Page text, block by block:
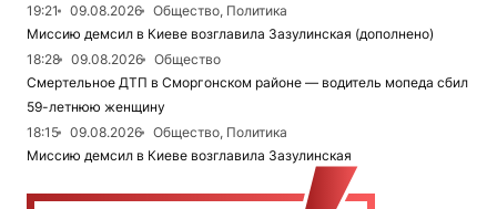
19:21
09.08.2026
Общество, Политика
Миссию демсил в Киеве возглавила Зазулинская (дополнено)
18:28
09.08.2026
Общество
Смертельное ДТП в Сморгонском районе — водитель мопеда сбил
59-летнюю женщину
18:15
09.08.2026
Общество, Политика
Миссию демсил в Киеве возглавила Зазулинская